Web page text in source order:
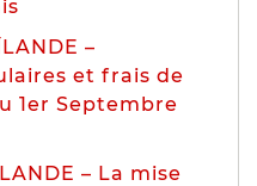
–
et frais de
1er Septembre
– La mise